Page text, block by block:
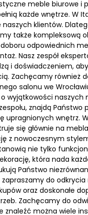
meble biurowe i
każde wnętrze. W
klientów.
także kompleksową
odpowiednich
Nasz zespół
i doświadczeniem,
Zachęcamy również
salonu we
wyjątkowości naszych
znajdą Państwo
upragnionych wnętrz.
się głównie na
z nowoczesnym
nie tylko
która nada
Państwo
do
oraz doskonałe
Zachęcamy do
znaleźć można wiele